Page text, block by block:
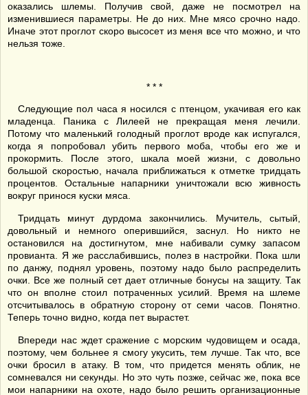
оказались шлемы. Получив свой, даже не посмотрел на
изменившиеся параметры. Не до них. Мне мясо срочно надо.
Иначе этот проглот скоро высосет из меня все что можно, и что
нельзя тоже.
* * *
Следующие пол часа я носился с птенцом, укачивая его как
младенца. Паника с Лилеей не прекращая меня лечили.
Потому что маленький голодный проглот вроде как испугался,
когда я попробовал убить первого моба, чтобы его же и
прокормить. После этого, шкала моей жизни, с довольно
большой скоростью, начала приближаться к отметке тридцать
процентов. Остальные напарники уничтожали всю живность
вокруг принося куски мяса.
Тридцать минут дурдома закончились. Мучитель, сытый,
довольный и немного оперившийся, заснул. Но никто не
остановился на достигнутом, мне набивали сумку запасом
провианта. Я же расслабившись, полез в настройки. Пока шли
по данжу, поднял уровень, поэтому надо было распределить
очки. Все же полный сет дает отличные бонусы на защиту. Так
что он вполне стоил потраченных усилий. Время на шлеме
отсчитывалось в обратную сторону от семи часов. Понятно.
Теперь точно видно, когда пет вырастет.
Впереди нас ждет сражение с морским чудовищем и осада,
поэтому, чем больнее я смогу укусить, тем лучше. Так что, все
очки бросил в атаку. В том, что придется менять облик, не
сомневался ни секунды. Но это чуть позже, сейчас же, пока все
мои напарники на охоте, надо было решить организационные